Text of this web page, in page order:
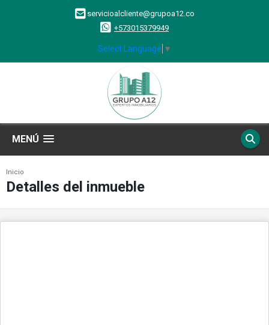
servicioalcliente@grupoa12.co
+573015379949
Select Language ▼
MENÚ
Inicio
Detalles del inmueble